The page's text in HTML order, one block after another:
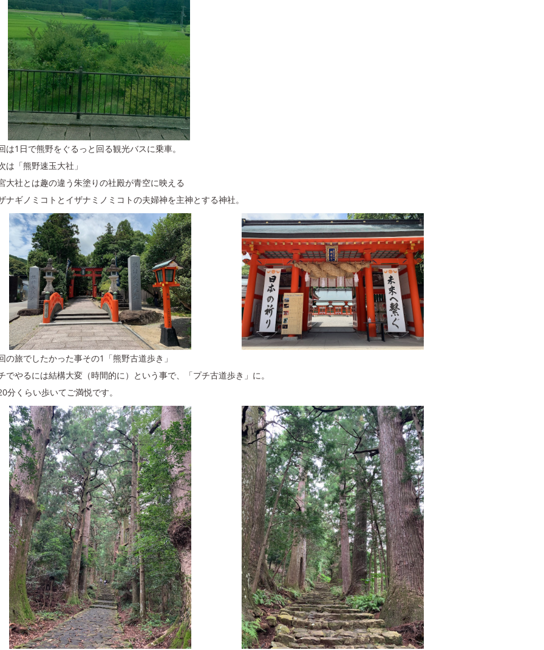
は1日で熊野をぐるっと回る観光バスに乗車。
は「熊野速玉大社」
大社とは趣の違う朱塗りの社殿が青空に映える
ナギノミコトとイザナミノミコトの夫婦神を主神とする神社。
の旅でしたかった事その1「熊野古道歩き」
でやるには結構大変（時間的に）という事で、「プチ古道歩き」に。
分くらい歩いてご満悦です。